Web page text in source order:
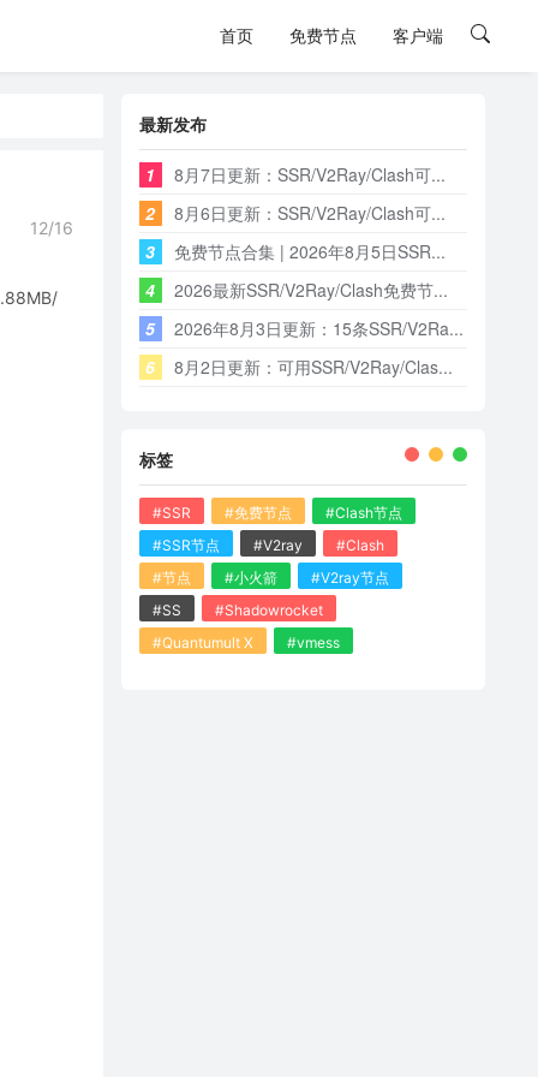
首页 免费节点 客户端
12/16
最新发布
1
8月7日更新：SSR/V2Ray/Clash可...
2
8月6日更新：SSR/V2Ray/Clash可...
3
免费节点合集 | 2026年8月5日SSR...
4
2026最新SSR/V2Ray/Clash免费节...
5
2026年8月3日更新：15条SSR/V2Ra...
6
8月2日更新：可用SSR/V2Ray/Clas...
标签
#SSR #免费节点
#Clash节点
#SSR节点
#V2ray
#Clash
#节点
#小火箭
#V2ray节点
#SS
#Shadowrocket
#Quantumult X
#vmess